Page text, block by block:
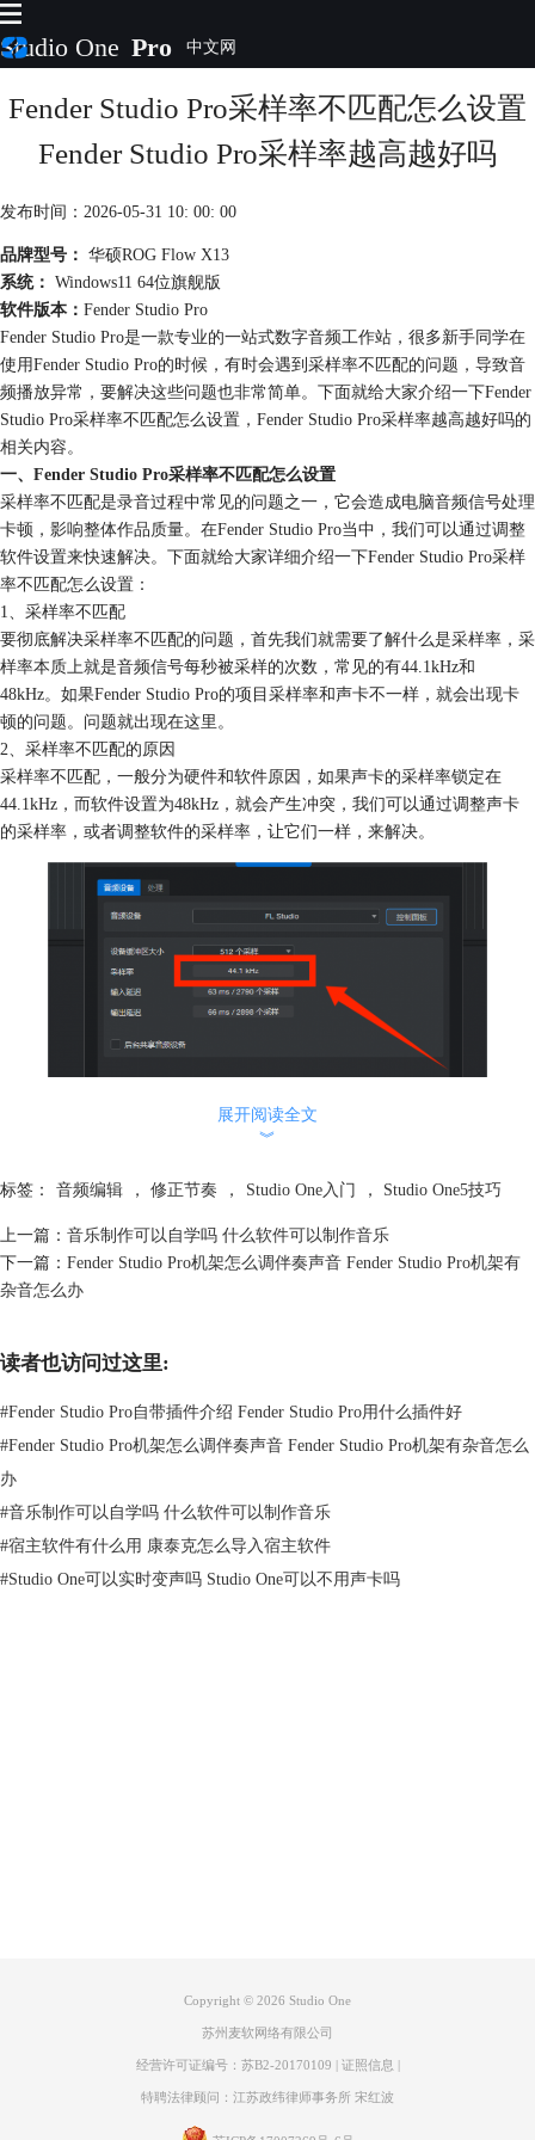
Studio One Pro
首页
视频教程
购买
Fender Studio Pro采样率不匹配怎么设置
Fender Studio Pro采样率越高越好吗
发布时间：2026-05-31 10: 00: 00
品牌型号： 华硕ROG Flow X13
系统： Windows11 64位旗舰版
软件版本： Fender Studio Pro
Fender Studio Pro是一款专业的一站式数字音频工作站，很多新手同学在
使用Fender Studio Pro的时候，有时会遇到采样率不匹配的问题，导致音
频播放异常，要解决这些问题也非常简单。下面就给大家介绍一下Fender
Studio Pro采样率不匹配怎么设置，Fender Studio Pro采样率越高越好吗的
相关内容。
一、Fender Studio Pro采样率不匹配怎么设置
采样率不匹配是录音过程中常见的问题之一，它会造成电脑音频信号处理
卡顿，影响整体作品质量。在Fender Studio Pro当中，我们可以通过调整
软件设置来快速解决。下面就给大家详细介绍一下Fender Studio Pro采样
率不匹配怎么设置：
1、采样率不匹配
要彻底解决采样率不匹配的问题，首先我们就需要了解什么是采样率，采
样率本质上就是音频信号每秒被采样的次数，常见的有44.1kHz和
48kHz。如果Fender Studio Pro的项目采样率和声卡不一样，就会出现卡
顿的问题。问题就出现在这里。
2、采样率不匹配的原因
采样率不匹配，一般分为硬件和软件原因，如果声卡的采样率锁定在
44.1kHz，而软件设置为48kHz，就会产生冲突，我们可以通过调整声卡
的采样率，或者调整软件的采样率，让它们一样，来解决。
图1：采样率不匹配的原因
我们可以双击打开Fender Studio Pro，在启动页面点击选项，选择音频设
置，在音频设备中查看当前采样率，然后把48kHz改为44.1kHz，点击应
用，此时 录音 就恢复正常了。新手推荐大家就选择44.1kHz的就行了，
48kHz用的很少，而且对电脑要求高。
行管弦乐等真实乐器录制的时候，可以把采样率调的高一点，96kHz就可
以提供更好的动态范围和空间感，从而可以记录更多的声音信息。
展开阅读全文
︾
标签： 音频编辑 ， 修正节奏 ， Studio One入门 ， Studio One5技巧
上一篇： 音乐制作可以自学吗 什么软件可以制作音乐
下一篇： Fender Studio Pro机架怎么调伴奏声音 Fender Studio Pro机架有
杂音怎么办
读者也访问过这里:
#Fender Studio Pro自带插件介绍 Fender Studio Pro用什么插件好
#Fender Studio Pro机架怎么调伴奏声音 Fender Studio Pro机架有杂音怎么
办
#音乐制作可以自学吗 什么软件可以制作音乐
#宿主软件有什么用 康泰克怎么导入宿主软件
#Studio One可以实时变声吗 Studio One可以不用声卡吗
Copyright © 2026 Studio One
苏州麦软网络有限公司
经营许可证编号：苏B2-20170109 证照信息
特聘法律顾问：江苏政纬律师事务所 宋红波